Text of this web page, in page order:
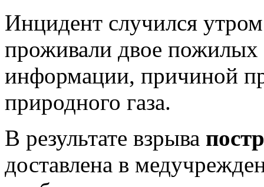
Инцидент случился
проживали двое пожилых
информации, причиной
природного газа.
В результате взрыва
доставлена в